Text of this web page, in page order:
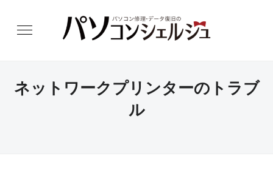
ネットワークプリンターのトラブ
ル